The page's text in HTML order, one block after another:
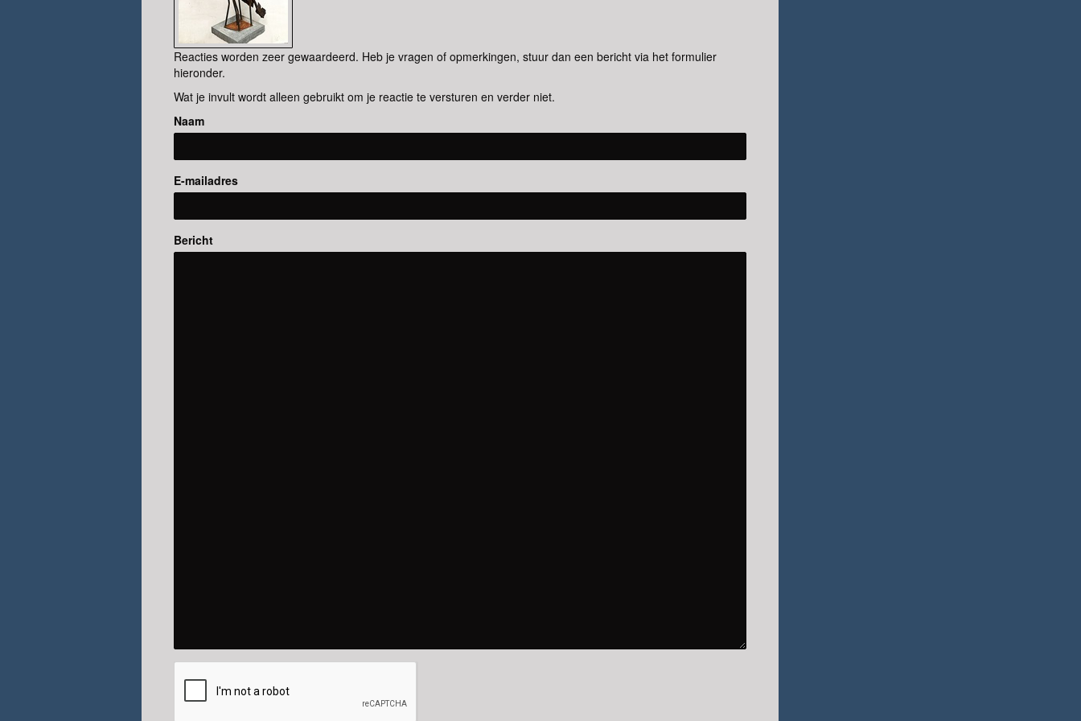
Reacties worden zeer gewaardeerd. Heb je vragen of opmerkingen, stuur dan een bericht via het formulier
hieronder.
Wat je invult wordt alleen gebruikt om je reactie te versturen en verder niet.
Naam
E-mailadres
Bericht